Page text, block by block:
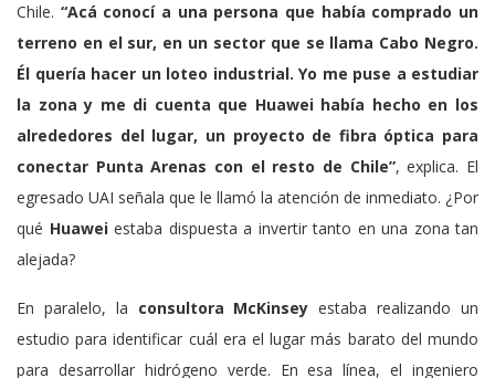
Chile. “Acá conocí a una persona que había comprado un
terreno en el sur, en un sector que se llama Cabo Negro.
Él quería hacer un loteo industrial. Yo me puse a estudiar
la zona y me di cuenta que Huaweihabía hecho en los
alrededores del lugar, un proyecto de fibra óptica para
conectar Punta Arenas con el resto de Chile”, explica. El
egresado UAI señala que le llamó la atención de inmediato. ¿Por
qué Huaweiestaba dispuesta a invertir tanto en una zona tan
alejada?
En paralelo, la consultora McKinsey estaba realizando un
estudio para identificar cuál era el lugar más barato del mundo
para desarrollar hidrógeno verde. En esa línea, el ingeniero